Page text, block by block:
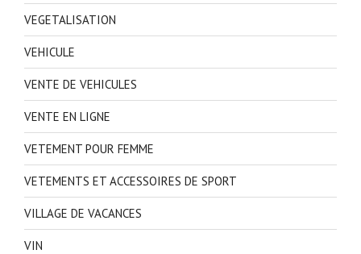
VEGETALISATION
VEHICULE
VENTE DE VEHICULES
VENTE EN LIGNE
VETEMENT POUR FEMME
VETEMENTS ET ACCESSOIRES DE SPORT
VILLAGE DE VACANCES
VIN